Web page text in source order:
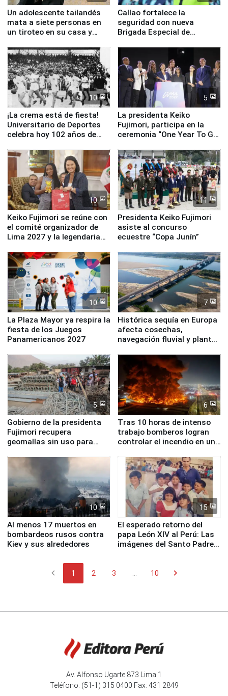
Un adolescente tailandés
mata a siete personas en
un tiroteo en su casa y
Callao fortalece la
seguridad con nueva
Brigada Especial de
equipamiento para
Serenazgo
10
¡La crema está de fiesta!
Universitario de Deportes
celebra hoy 102 años de
5
La presidenta Keiko
Fujimori, participa en la
ceremonia “One Year To Go
10
Keiko Fujimori se reúne con
el comité organizador de
Lima 2027 y la legendaria
11
Presidenta Keiko Fujimori
asiste al concurso
ecuestre “Copa Junín”
10
La Plaza Mayor ya respira la
fiesta de los Juegos
Panamericanos 2027
7
Histórica sequía en Europa
afecta cosechas,
navegación fluvial y plantas
5
Gobierno de la presidenta
Fujimori recupera
geomallas sin uso para
Fenómeno El Niño
6
Tras 10 horas de intenso
trabajo bomberos logran
controlar el incendio en una
de Chile
10
Al menos 17 muertos en
bombardeos rusos contra
Kiev y sus alrededores
15
El esperado retorno del
papa León XIV al Perú: Las
imágenes del Santo Padre
chevron_left 1 2 3 10 chevron_right
Av. Alfonso Ugarte 873 Lima 1
Teléfono: (51-1) 315 0400 Fax: 431 2849